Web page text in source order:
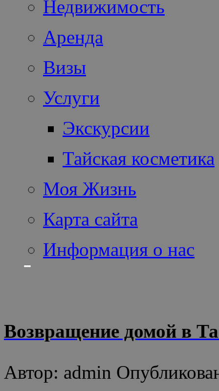
Недвижимость
Аренда
Визы
Услуги
Экскурсии
Тайская косметика
Моя Жизнь
Карта сайта
Информация о нас
Возвращение домой в
Автор: admin